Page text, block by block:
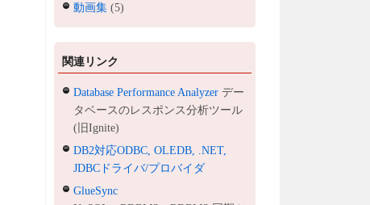
動画集 (5)
関連リンク
Database Performance Analyzer デー
タベースのレスポンス分析ツール
(旧Ignite)
DB2対応ODBC, OLEDB, .NET,
JDBCドライバ/プロバイダ
GlueSync